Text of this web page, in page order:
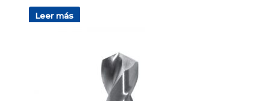
Leer más